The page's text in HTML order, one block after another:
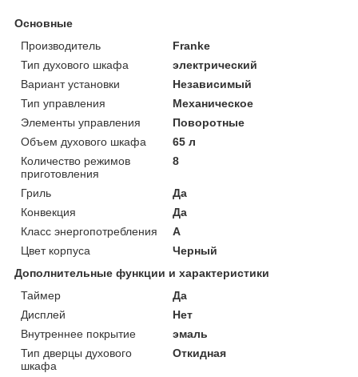
Основные
Производитель
Franke
Тип духового шкафа
электрический
Вариант установки
Независимый
Тип управления
Механическое
Элементы управления
Поворотные
Объем духового шкафа
65 л
Количество режимов
приготовления
8
Гриль
Да
Конвекция
Да
Класс энергопотребления
A
Цвет корпуса
Черный
Дополнительные функции и характеристики
Таймер
Да
Дисплей
Нет
Внутреннее покрытие
эмаль
Тип дверцы духового
шкафа
Откидная